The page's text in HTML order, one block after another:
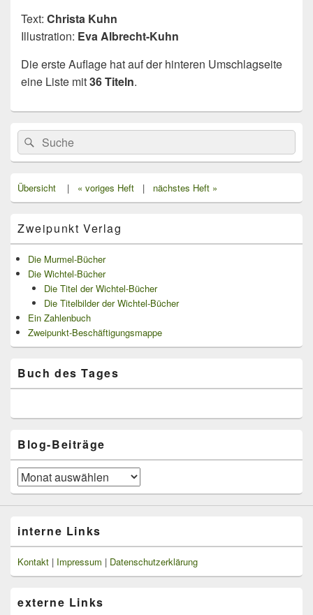
Text: Christa Kuhn
Illustration: Eva Albrecht-Kuhn
Die erste Auflage hat auf der hinteren Umschlagseite
eine Liste mit36 Titeln.
Primärer
Seitenleisten
Widget-
Bereich
Search
for:
Suche
Übersicht | « voriges Heft | nächstes Heft »
Zweipunkt Verlag
Die Murmel-Bücher
Die Wichtel-Bücher
Die Titel der Wichtel-Bücher
Die Titelbilder der Wichtel-Bücher
Ein Zahlenbuch
Zweipunkt-Beschäftigungsmappe
Buch des Tages
Blog-Beiträge
Blog-
Beiträge
interne Links
Kontakt | Impressum | Datenschutzerklärung
externe Links